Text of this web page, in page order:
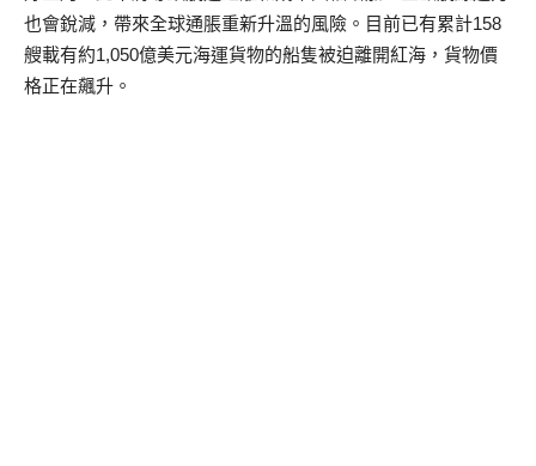
也會銳減，帶來全球通脹重新升溫的風險。目前已有累計158
艘載有約1,050億美元海運貨物的船隻被迫離開紅海，貨物價
格正在飆升。